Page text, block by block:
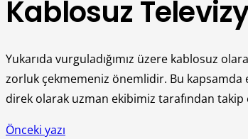
Kablosuz
Yukarıda vurguladığımız üzere kablosuz
zorluk çekmemeniz önemlidir. Bu
direk olarak uzman ekibimiz tarafından takip
Önceki yazı